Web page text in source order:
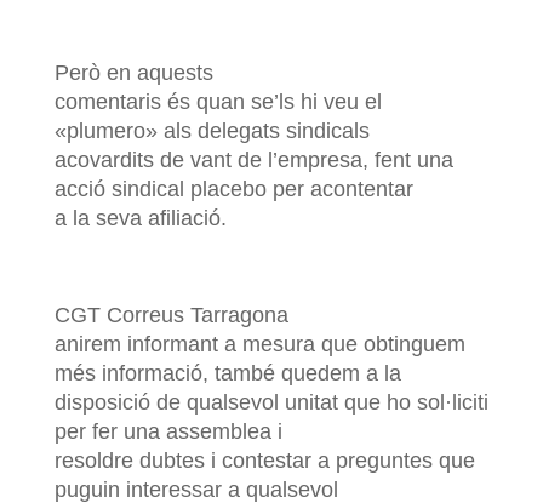
Però en aquests
comentaris és quan se’ls hi veu el
«plumero» als delegats sindicals
acovardits de vant de l’empresa, fent una
acció sindical placebo per acontentar
a la seva afiliació.
CGT Correus Tarragona
anirem informant a mesura que obtinguem
més informació, també quedem a la
disposició de qualsevol unitat que ho sol·liciti
per fer una assemblea i
resoldre dubtes i contestar a preguntes que
puguin interessar a qualsevol